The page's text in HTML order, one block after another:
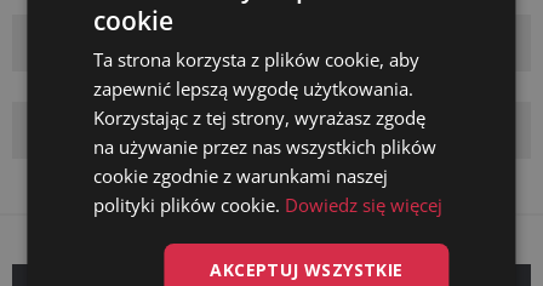
NEW PRODUCTS
cookie
Ta strona korzysta z plików cookie, aby
zapewnić lepszą wygodę użytkowania.
Korzystając z tej strony, wyrażasz zgodę
na używanie przez nas wszystkich plików
cookie zgodnie z warunkami naszej
polityki plików cookie. Dowiedz się więcej
AKCEPTUJ WSZYSTKIE